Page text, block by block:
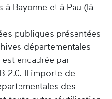
Bayonne et à Pau (là
publiques présentées
départementales
encadrée par
2.0. Il importe de
des